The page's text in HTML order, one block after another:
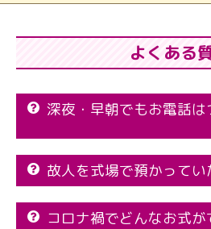
よくある
深夜・早朝でもお電話は
故人を式場で預かってい
コロナ禍でどんなお式が